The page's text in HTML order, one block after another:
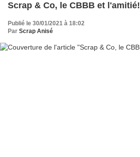
Scrap & Co, le CBBB et l'amitié!
Publié le 30/01/2021 à 18:02
Par Scrap Anisé